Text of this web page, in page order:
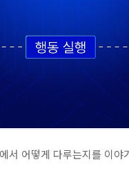
어떻게 다루는지를 이야